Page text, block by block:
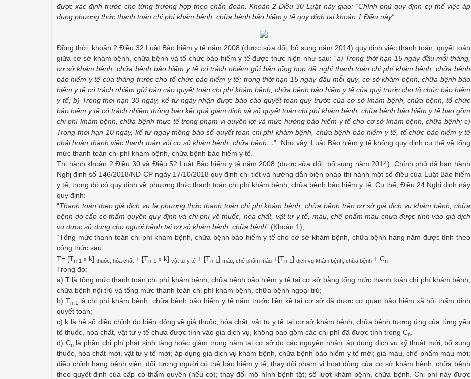
được xác định trước cho từng trường hợp theo chẩn đoán. Khoản 2 Điều 30 Luật này giao: “Chính phủ quy định cụ thể việc áp
dụng phương thức thanh toán chi phí khám bệnh, chữa bệnh bảo hiểm y tế quy định tại khoản 1 Điều này”.
Đồng thời, khoản 2 Điều 32 Luật Bảo hiểm y tế năm 2008 (được sửa đổi, bổ sung năm 2014) quy định việc thanh toán, quyết toán
giữa cơ sở khám bệnh, chữa bệnh và tổ chức bảo hiểm y tế được thực hiện như sau: “a) Trong thời hạn 15 ngày đầu mỗi tháng,
cơ sở khám bệnh, chữa bệnh bảo hiểm y tế có trách nhiệm gửi bản tổng hợp đề nghị thanh toán chi phí khám bệnh, chữa bệnh
bảo hiểm y tế của tháng trước cho tổ chức bảo hiểm y tế; trong thời hạn 15 ngày đầu mỗi quý, cơ sở khám bệnh, chữa bệnh bảo
hiểm y tế có trách nhiệm gửi báo cáo quyết toán chi phí khám bệnh, chữa bệnh bảo hiểm y tế của quý trước cho tổ chức bảo hiểm
y tế; b) Trong thời hạn 30 ngày, kể từ ngày nhận được báo cáo quyết toán quý trước của cơ sở khám bệnh, chữa bệnh, tổ chức
bảo hiểm y tế có trách nhiệm thông báo kết quả giám định và số quyết toán chi phí khám bệnh, chữa bệnh bảo hiểm y tế bao gồm
chi phí khám bệnh, chữa bệnh thực tế trong phạm vi quyền lợi và mức hưởng bảo hiểm y tế cho cơ sở khám bệnh, chữa bệnh; c)
Trong thời hạn 10 ngày, kể từ ngày thông báo số quyết toán chi phí khám bệnh, chữa bệnh bảo hiểm y tế, tổ chức bảo hiểm y tế
phải hoàn thành việc thanh toán với cơ sở khám bệnh, chữa bệnh…”. Như vậy, Luật Bảo hiểm y tế không quy định cụ thể về tổng
mức thanh toán chi phí khám bệnh, chữa bệnh bảo hiểm y tế.
Thi hành khoản 2 Điều 30 và Điều 52 Luật Bảo hiểm y tế năm 2008 (được sửa đổi, bổ sung năm 2014), Chính phủ đã ban hành
Nghị định số 146/2018/NĐ-CP ngày 17/10/2018 quy định chi tiết và hướng dẫn biện pháp thi hành một số điều của Luật Bảo hiểm
y tế, trong đó có quy định về phương thức thanh toán chi phí khám bệnh, chữa bệnh bảo hiểm y tế. Cụ thể, Điều 24 Nghị định này
quy định:
“Thanh toán theo giá dịch vụ là phương thức thanh toán chi phí khám bệnh, chữa bệnh trên cơ sở giá dịch vụ khám bệnh, chữa
bệnh do cấp có thẩm quyền quy định và chi phí về thuốc, hóa chất, vật tư y tế, máu, chế phẩm máu chưa được tính vào giá dịch
vụ được sử dụng cho người bệnh tại cơ sở khám bệnh, chữa bệnh” (Khoản 1);
“Tổng mức thanh toán chi phí khám bệnh, chữa bệnh bảo hiểm y tế cho cơ sở khám bệnh, chữa bệnh hàng năm được tính theo
công thức sau:
T= [Tn-1 x k] thuốc, hóa chất + [Tn-1 x k] vật tư y tế + [Tn-1] máu, chế phẩm máu +[Tn-1] dịch vụ khám bệnh, chữa bệnh + Cn
Trong đó:
a) T là tổng mức thanh toán chi phí khám bệnh, chữa bệnh bảo hiểm y tế tại cơ sở bằng tổng mức thanh toán chi phí khám bệnh,
chữa bệnh nội trú và tổng mức thanh toán chi phí khám bệnh, chữa bệnh ngoại trú;
b) Tn-1 là chi phí khám bệnh, chữa bệnh bảo hiểm y tế năm trước liền kề tại cơ sở đã được cơ quan bảo hiểm xã hội thẩm định
quyết toán;
c) k là hệ số điều chỉnh do biến động về giá thuốc, hóa chất, vật tư y tế tại cơ sở khám bệnh, chữa bệnh tương ứng của từng yếu
tố thuốc, hóa chất, vật tư y tế chưa được tính vào giá dịch vụ, không bao gồm các chi phí đã được tính trong Cn
d) Cnlà phần chi phí phát sinh tăng hoặc giảm trong năm tại cơ sở do các nguyên nhân: áp dụng dịch vụ kỹ thuật mới; bổ sung
thuốc, hóa chất mới, vật tư y tế mới; áp dụng giá dịch vụ khám bệnh, chữa bệnh bảo hiểm y tế mới; giá máu, chế phẩm máu mới;
điều chỉnh hạng bệnh viện; đối tượng người có thẻ bảo hiểm y tế; thay đổi phạm vi hoạt động của cơ sở khám bệnh, chữa bệnh
theo quyết định của cấp có thẩm quyền (nếu có); thay đổi mô hình bệnh tật; số lượt khám bệnh, chữa bệnh. Chi phí này được